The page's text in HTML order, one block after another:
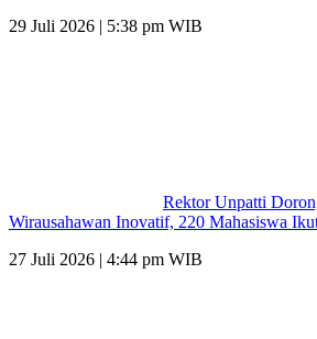
29 Juli 2026 | 5:38 pm WIB
Rektor Unpatti
Wirausahawan Inovatif, 220 Mahasiswa
27 Juli 2026 | 4:44 pm WIB